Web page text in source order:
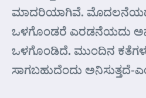
ಮಾದರಿಯಾಗಿವೆ.
ಒಳಗೊಂಡರೆ ಎರಡನೆಯದು
ಒಳಗೊಂಡಿದೆ. ಮುಂದಿನ
ಸಾಗಬಹುದೆಂದು ಅನಿಸುತ್ತದೆ-